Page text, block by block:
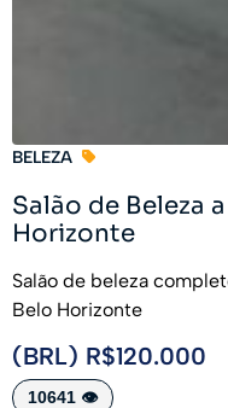
BELEZA
Salão de Beleza
Horizonte
Salão de beleza
Belo Horizonte
(BRL) R$120.000
10641 👁️